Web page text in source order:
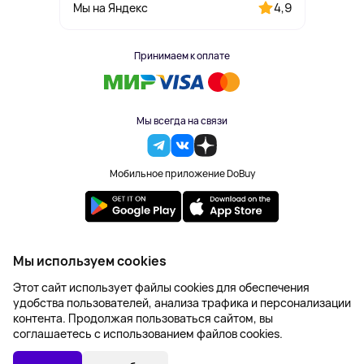
В КОРЗИНУ
Мы на Яндекс 4,9
Принимаем к оплате
Мы всегда на связи
Мобильное приложение DoBuy
2023-2026 © DoBuy. Все права защищены
Правила обработки персональных данных
Пользовательское соглашение
Оферта
Создание сайта – NetLab
Мы используем cookies
Этот сайт использует файлы cookies для обеспечения
удобства пользователей, анализа трафика и персонализации
контента. Продолжая пользоваться сайтом, вы
соглашаетесь с использованием файлов cookies.